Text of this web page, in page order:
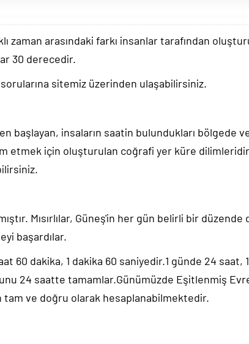
zaman arasındaki farkı insanlar tarafından
30 derecedir.
sorularına sitemiz üzerinden ulaşabilirsiniz.
insaların saatin bulundukları bölgede
etmek için oluşturulan coğrafi yer küre
Mısırlılar, Güneş'in her gün belirli bir düzende
başardılar.
60 dakika, 1 dakika 60 saniyedir.1 günde 24 saat,
24 saatte tamamlar.Günümüzde Eşitlenmiş
tam ve doğru olarak hesaplanabilmektedir.